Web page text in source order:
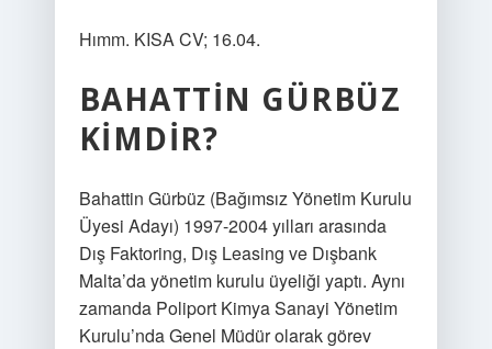
Hımm. KISA CV; 16.04.
BAHATTIN GÜRBÜZ
KIMDIR?
Bahattin Gürbüz (Bağımsız Yönetim Kurulu
Üyesi Adayı) 1997-2004 yılları arasında
Dış Faktoring, Dış Leasing ve Dışbank
Malta’da yönetim kurulu üyeliği yaptı. Aynı
zamanda Poliport Kimya Sanayi Yönetim
Kurulu’nda Genel Müdür olarak görev